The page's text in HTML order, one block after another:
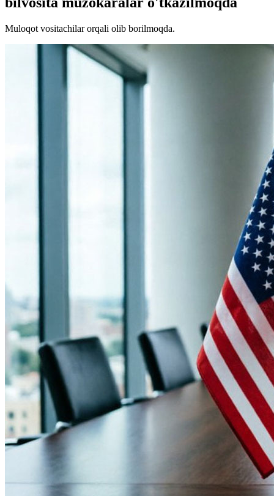
Muloqot vositachilar orqali olib borilmoqda.